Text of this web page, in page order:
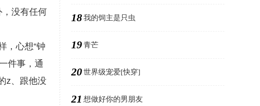
没有任何
，心想“钟
件事，通
z、跟他没
18我的饲主是只虫
19青芒
20世界级宠爱[快穿]
21 想做好你的男朋友